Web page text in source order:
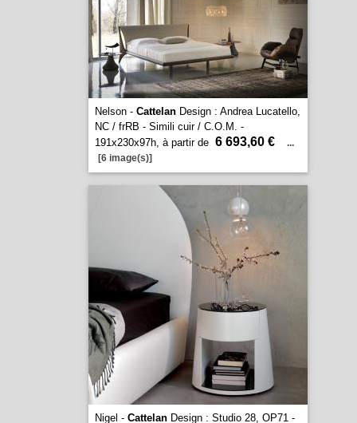
Nelson - CattelanDesign : Andrea Lucatello,
NC / frRB - Simili cuir / C.O.M. -
191x230x97h, à partir de 6 693,60 €
...
[6 image(s)]
Nigel - CattelanDesign : Studio 28, OP71 -